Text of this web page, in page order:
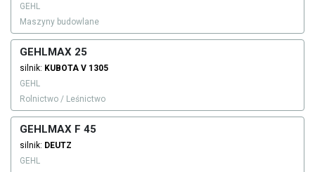
GEHL
Maszyny budowlane
GEHLMAX 25
silnik: KUBOTA V 1305
GEHL
Rolnictwo / Leśnictwo
GEHLMAX F 45
silnik: DEUTZ
GEHL